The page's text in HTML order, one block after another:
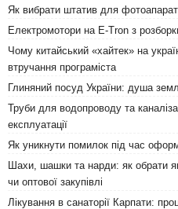
Як вибрати штатив для
Електромотори на E-Tron з
Чому китайський «хайтек» на
втручання програміста
Глиняний посуд України: душа
Труби для водопроводу та
експлуатації
Як уникнути помилок під час
Шахи, шашки та нарди: як обрати
чи оптової закупівлі
Лікування в санаторії Карпати: